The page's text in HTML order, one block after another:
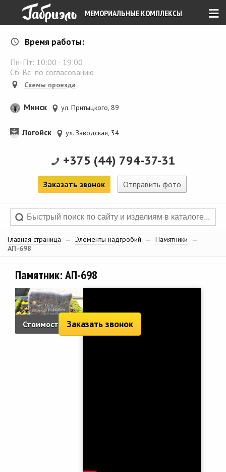
≡
МЕМОРИАЛЬНЫЕ КОМПЛЕКСЫ
Время работы:
Пн-Пт: 10:00 - 19:00
Сб-Вс: по согласованию
Схемы проезда
Минск ул. Притыцкого, 89
Логойск ул. Заводская, 34
+375 (44) 794-37-31
Заказать звонок Отправить фото
Главная страница → Элементы надгробий → Памятники
→
АП-698
Памятник: АП-698
Стоимость: 1 469 руб.
Заказать звонок